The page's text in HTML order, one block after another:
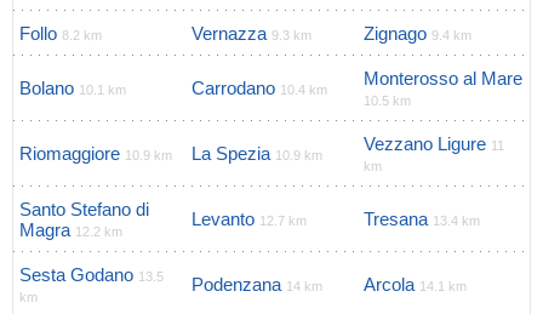
Follo 8.2 km Vernazza 9.3 km Zignago 9.4 km
Bolano 10.1 km Carrodano 10.4 km
Monterosso al Mare
10.5 km
Riomaggiore 10.9 km La Spezia 10.9 km
Vezzano Ligure 11
km
Santo Stefano di
Magra 12.2 km
Levanto 12.7 km Tresana 13.4 km
Sesta Godano 13.5
km
Podenzana 14 km Arcola 14.1 km